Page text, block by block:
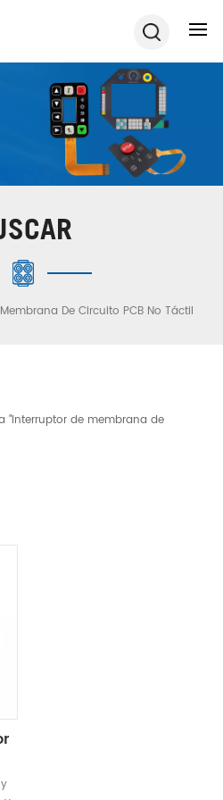
De Circuito PCB No Táctil
"Interruptor de membrana de